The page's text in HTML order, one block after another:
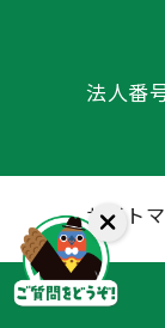
法人番
サイト